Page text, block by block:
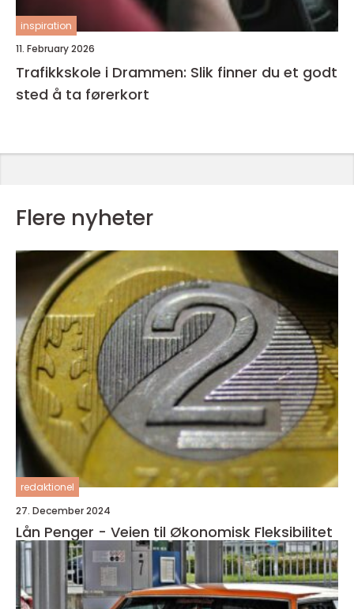
inspiration
11. February 2026
Trafikkskole i Drammen: Slik finner du et godt
sted å ta førerkort
Flere nyheter
redaktionel
27. December 2024
Lån Penger - Veien til Økonomisk Fleksibilitet